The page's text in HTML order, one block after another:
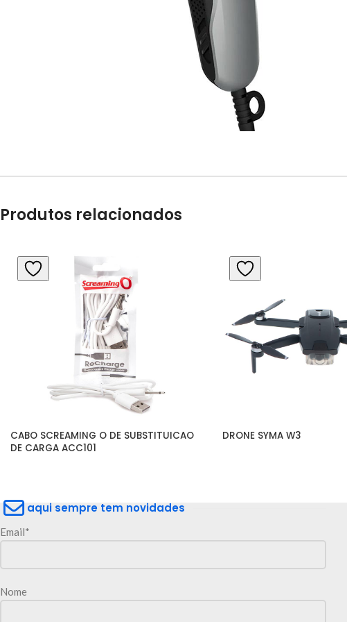
Produtos relacionados
CABO SCREAMING O DE SUBSTITUICAO
DE CARGA ACC101
DRONE SYMA W3
aqui sempre tem novidades
Email*
Nome